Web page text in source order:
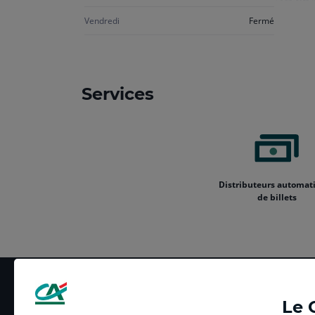
Le
Vendredi Fermé
Services
Distributeurs
de billets